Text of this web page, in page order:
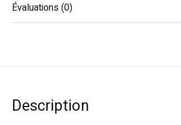
Évaluations (0)
Description